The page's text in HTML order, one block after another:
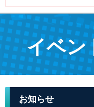
イベン
お知らせ